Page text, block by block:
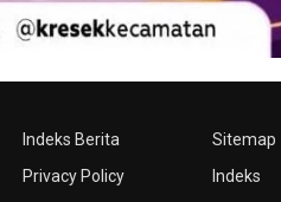
Indeks Berita
Privacy Policy
Sitemap
Indeks